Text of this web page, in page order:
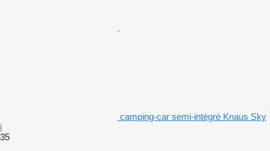
camping-car semi-intégré Knaus Sky
i
35